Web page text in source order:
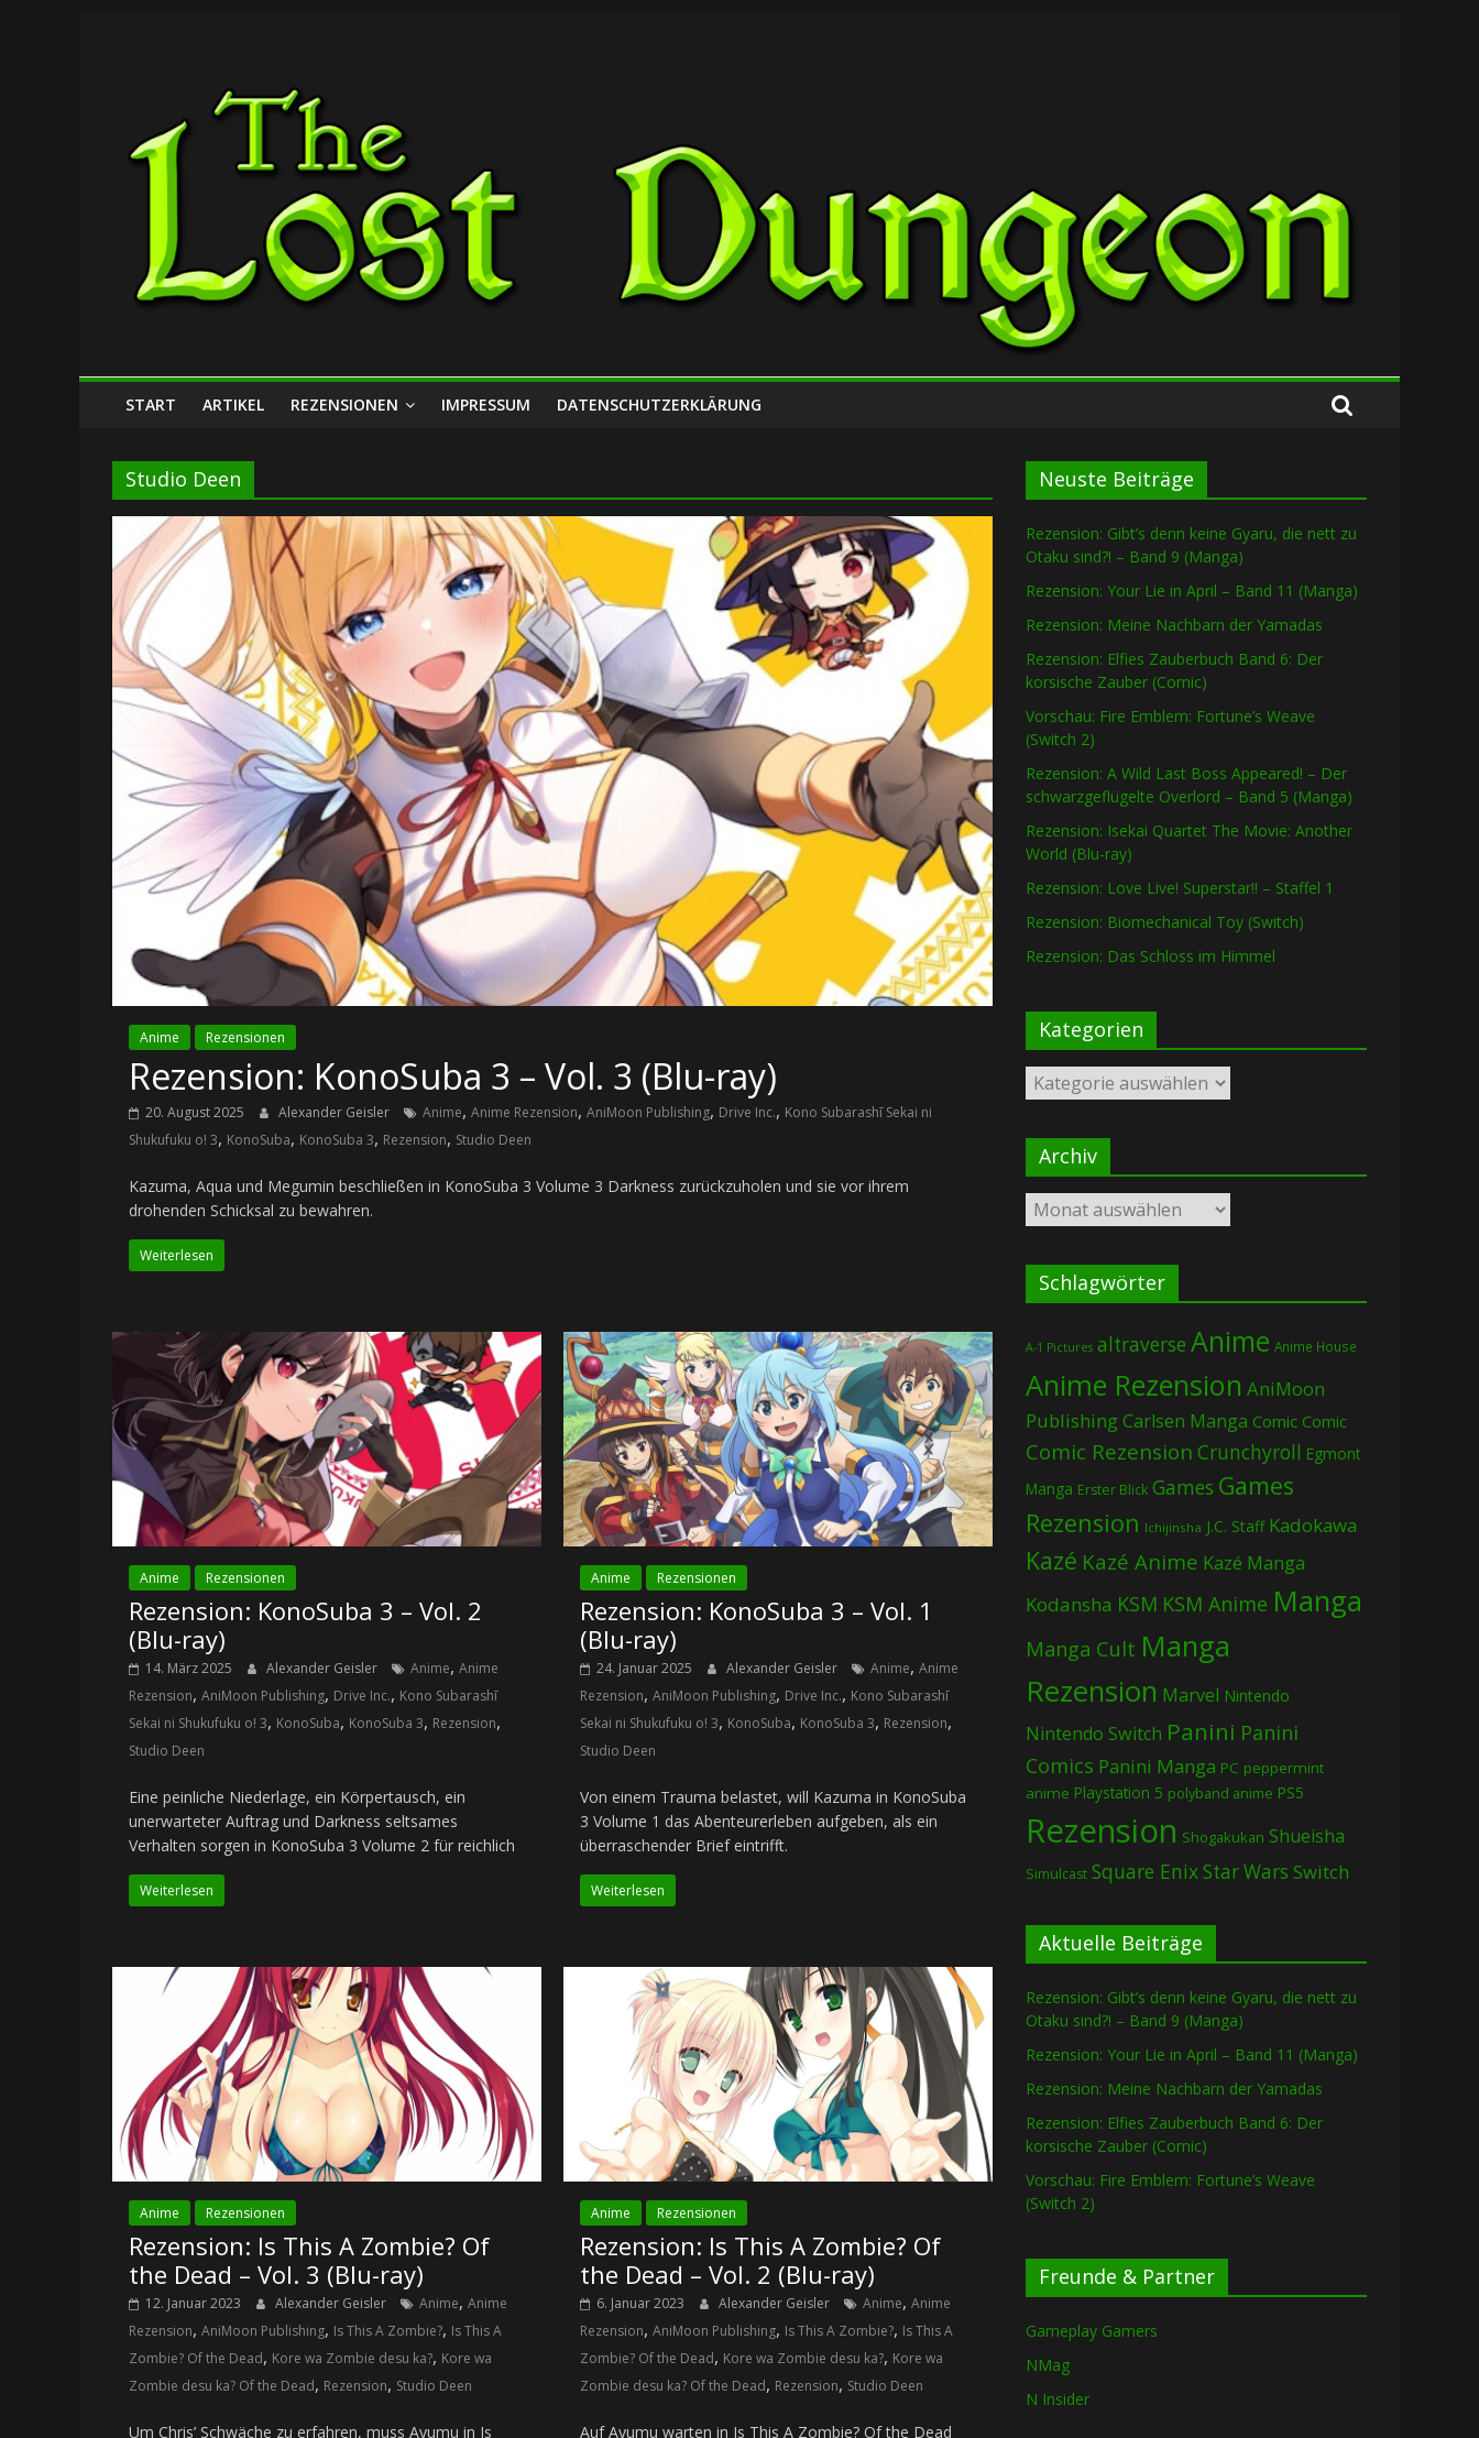
Lost
Dungeon
START ARTIKEL REZENSIONEN IMPRESSUM DATENSCHUTZERKLÄRUNG
Studio Deen
Anime Rezensionen
Rezension: KonoSuba 3 – Vol. 3 (Blu-ray)
20. August 2025 Alexander Geisler Anime, Anime Rezension, AniMoon Publishing, Drive Inc., Kono Subarashī Sekai ni
Shukufuku o! 3, KonoSuba, KonoSuba 3, Rezension, Studio Deen
Kazuma, Aqua und Megumin beschließen in KonoSuba 3 Volume 3 Darkness zurückzuholen und sie vor ihrem
drohenden Schicksal zu bewahren.
Weiterlesen
Anime Rezensionen
Rezension: KonoSuba 3 – Vol. 2
(Blu-ray)
14. März 2025 Alexander Geisler Anime, Anime
Rezension, AniMoon Publishing, Drive Inc., Kono Subarashī
Sekai ni Shukufuku o! 3, KonoSuba, KonoSuba 3, Rezension,
Studio Deen
Eine peinliche Niederlage, ein Körpertausch, ein
unerwarteter Auftrag und Darkness seltsames
Verhalten sorgen in KonoSuba 3 Volume 2 für reichlich
Weiterlesen
Anime Rezensionen
Rezension: KonoSuba 3 – Vol. 1
(Blu-ray)
24. Januar 2025 Alexander Geisler Anime,Anime
Rezension,AniMoon Publishing, Drive Inc., Kono Subarashī
Sekai ni Shukufuku o! 3, KonoSuba, KonoSuba 3, Rezension,
Studio Deen
Von einem Trauma belastet, will Kazuma in KonoSuba
3 Volume 1 das Abenteurerleben aufgeben, als ein
überraschender Brief eintrifft.
Weiterlesen
Anime Rezensionen
Rezension: Is This A Zombie? Of
the Dead – Vol. 3 (Blu-ray)
12. Januar 2023 Alexander Geisler Anime, Anime
Rezension, AniMoon Publishing, Is This A Zombie?, Is This A
Zombie? Of the Dead, Kore wa Zombie desu ka?, Kore wa
Zombie desu ka? Of the Dead, Rezension, Studio Deen
Um Chris’ Schwäche zu erfahren, muss Ayumu in Is
Anime Rezensionen
Rezension: Is This A Zombie? Of
the Dead – Vol. 2 (Blu-ray)
6. Januar 2023 Alexander Geisler Anime,Anime
Rezension,AniMoon Publishing, Is This A Zombie?, Is This A
Zombie? Of the Dead, Kore wa Zombie desu ka?, Kore wa
Zombie desu ka? Of the Dead, Rezension, Studio Deen
Auf Ayumu warten in Is This A Zombie? Of the Dead
Neuste Beiträge
Rezension: Gibt’s denn keine Gyaru, die nett zu
Otaku sind?! – Band 9 (Manga)
Rezension: Your Lie in April – Band 11 (Manga)
Rezension: Meine Nachbarn der Yamadas
Rezension: Elfies Zauberbuch Band 6: Der
korsische Zauber (Comic)
Vorschau: Fire Emblem: Fortune’s Weave
(Switch 2)
Rezension: A Wild Last Boss Appeared! – Der
schwarzgeflügelte Overlord – Band 5 (Manga)
Rezension: Isekai Quartet The Movie: Another
World (Blu-ray)
Rezension: Love Live! Superstar!! – Staffel 1
Rezension: Biomechanical Toy (Switch)
Rezension: Das Schloss im Himmel
Kategorien
Kategorien
Archiv
Archiv
Schlagwörter
A-1 Pictures altraverse Anime Anime House
Anime Rezension AniMoon
PublishingCarlsen Manga Comic Comic
Comic Rezension Crunchyroll Egmont
Manga Erster Blick Games Games
Rezension Ichijinsha J.C. Staff Kadokawa
Kazé Kazé Anime Kazé Manga
Kodansha KSM KSM Anime Manga
Manga Cult Manga
Rezension Marvel Nintendo
Nintendo Switch Panini Panini
Comics Panini Manga PC peppermint
anime Playstation 5 polyband anime PS5
Rezension Shogakukan Shueisha
Simulcast Square EnixStar Wars Switch
Aktuelle Beiträge
Rezension: Gibt’s denn keine Gyaru, die nett zu
Otaku sind?! – Band 9 (Manga)
Rezension: Your Lie in April – Band 11 (Manga)
Rezension: Meine Nachbarn der Yamadas
Rezension: Elfies Zauberbuch Band 6: Der
korsische Zauber (Comic)
Vorschau: Fire Emblem: Fortune’s Weave
(Switch 2)
Freunde & Partner
Gameplay Gamers
NMag
N Insider